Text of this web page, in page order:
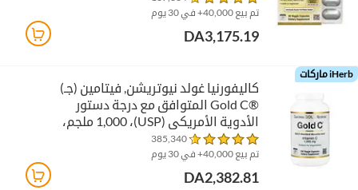
تم بيع 40,000+ في 30 يوم
DA3,175.19
iHerb ماركات
كاليفورنيا غولد نيوتريشن‏, فيتامين (جـ)
Gold C®‎ المتوافق مع درجة دستور
الأدوية الأمريكي (USP)‏، 1,000 ملجم،
240 كبسولة نباتية
385,340
تم بيع 40,000+ في 30 يوم
DA2,382.81